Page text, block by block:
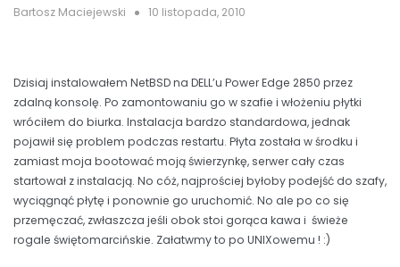
Bartosz Maciejewski 10 listopada, 2010
Dzisiaj instalowałem NetBSD na DELL’u Power Edge 2850 przez
zdalną konsolę. Po zamontowaniu go w szafie i włożeniu płytki
wróciłem do biurka. Instalacja bardzo standardowa, jednak
pojawił się problem podczas restartu. Płyta została w środku i
zamiast moja bootować moją świerzynkę, serwer cały czas
startował z instalacją. No cóż, najprościej byłoby podejść do szafy,
wyciągnąć płytę i ponownie go uruchomić. No ale po co się
przemęczać, zwłaszcza jeśli obok stoi gorąca kawa i świeże
rogale świętomarcińskie. Załatwmy to po UNIXowemu ! :)